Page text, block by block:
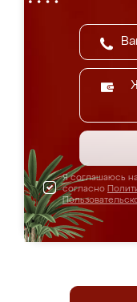
Я соглашаюсь
согласно